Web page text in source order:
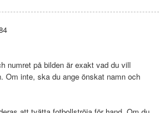
numret på bilden är exakt vad du vill
Om inte, ska du ange önskat namn och